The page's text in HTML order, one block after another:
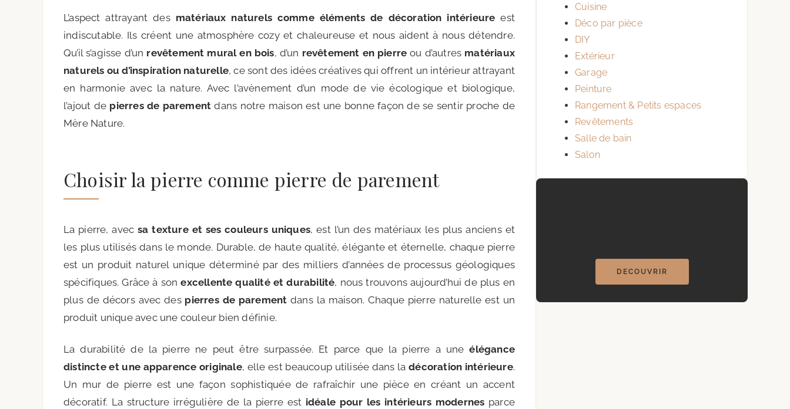
L’aspect attrayant des matériaux naturels comme éléments de décoration intérieure est
indiscutable. Ils créent une atmosphère cozy et chaleureuse et nous aident à nous détendre.
Qu’il s’agisse d’un revêtement mural en bois, d’un revêtement en pierre ou d’autres matériaux
naturels ou d’inspiration naturelle, ce sont des idées créatives qui offrent un intérieur attrayant
en harmonie avec la nature. Avec l’avènement d’un mode de vie écologique et biologique,
l’ajout de pierres de parement dans notre maison est une bonne façon de se sentir proche de
Mère Nature.
Choisir la pierre comme pierre de parement
La pierre, avecsa texture et ses couleurs uniques, est l’un des matériaux les plus anciens et
les plus utilisés dans le monde. Durable, de haute qualité, élégante et éternelle, chaque pierre
est un produit naturel unique déterminé par des milliers d’années de processus géologiques
spécifiques. Grâce à sonexcellente qualité et durabilité, nous trouvons aujourd’hui de plus en
plus de décors avec des pierres de parement dans la maison. Chaque pierre naturelle est un
produit unique avec une couleur bien définie.
La durabilité de la pierre ne peut être surpassée. Et parce que la pierre a uneélégance
distincte et une apparence originale, elle est beaucoup utilisée dans ladécoration intérieure.
Un mur de pierre est une façon sophistiquée de rafraîchir une pièce en créant un accent
décoratif. La structure irrégulière de la pierre est idéale pour les intérieurs modernes parce
Cuisine
Déco par pièce
DIY
Extérieur
Garage
Peinture
Rangement & Petits espaces
Revêtements
Salle de bain
Salon
DECOUVRIR